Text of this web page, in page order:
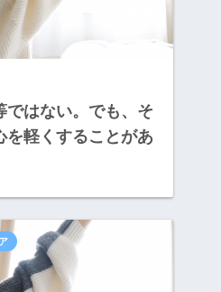
ではない。でも、そ
を軽くすることがあ